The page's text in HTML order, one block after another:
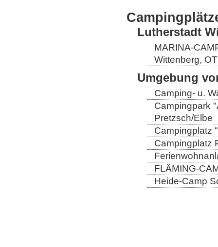
Lutherstadt
MARINA-
Wittenberg,
Umgebung
Camping- u.
Campingpark
Pretzsch/Elbe
Campingplatz
Campingplatz
FLÄMING-
Heide-Camp